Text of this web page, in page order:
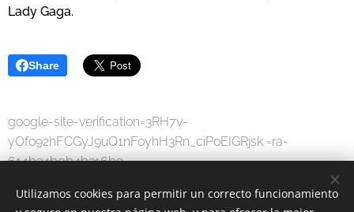
Lady Gaga.
Share
google-site-verification=3RH7v-
yOfo92hFCGyJ9uQ1nFoyhH3Rn_ciPoEIGRjsk =ra-
614b34b0b4b316b9
Utilizamos cookies para permitir un correcto funcionamiento